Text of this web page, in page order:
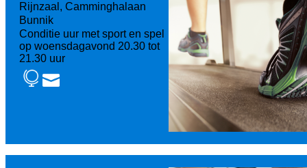
Rijnzaal, Camminghalaan
Bunnik
Conditie uur met sport en spel
op woensdagavond 20.30 tot
21.30 uur